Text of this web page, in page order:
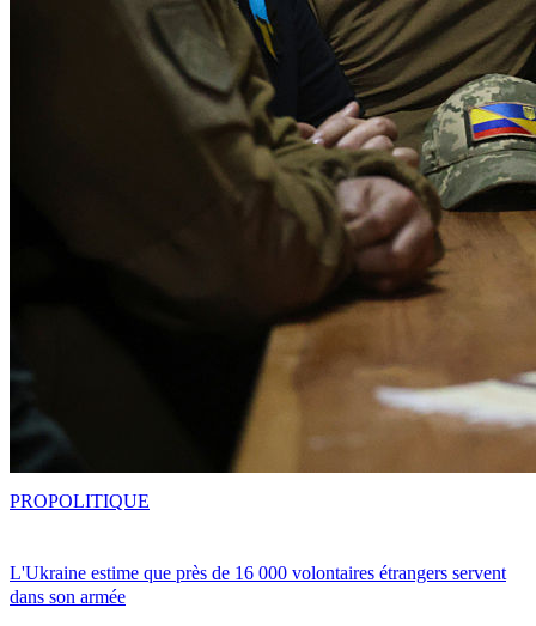
L'Ukraine estime que près de 16 000 volontaires étrangers servent
dans son armée
PROPOLITIQUE